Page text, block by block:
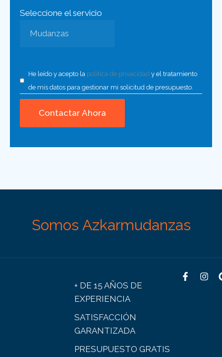
Seleccione el servicio
He leído y acepto la política de privacidad y el tratamiento
de mis datos para gestionar mi solicitud de presupuesto.
Somos Azkarmudanzas
+ DE 15 AÑOS DE
EXPERIENCIA
SATISFACCIÓN
GARANTIZADA
PRESUPUESTO GRATIS